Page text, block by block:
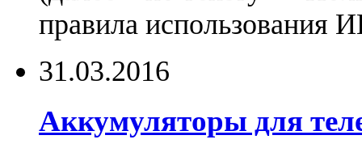
правила использования
31.03.2016
Аккумуляторы для